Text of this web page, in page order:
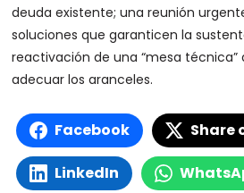
deuda existente; una reunión
soluciones que garanticen la
reactivación de una “mesa técnica”
adecuar los aranceles.
Facebook Share
LinkedIn